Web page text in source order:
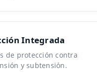
Integrada
de protección contra
y subtensión.